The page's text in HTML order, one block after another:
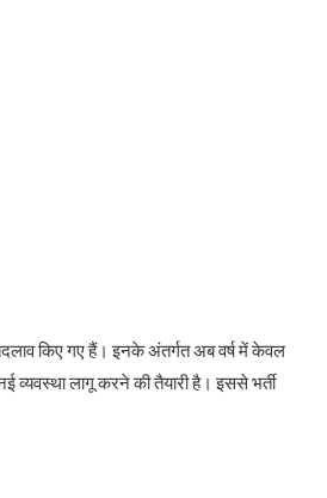
किए गए हैं। इनके अंतर्गत अब वर्ष में केवल
व्यवस्था लागू करने की तैयारी है। इससे भर्ती